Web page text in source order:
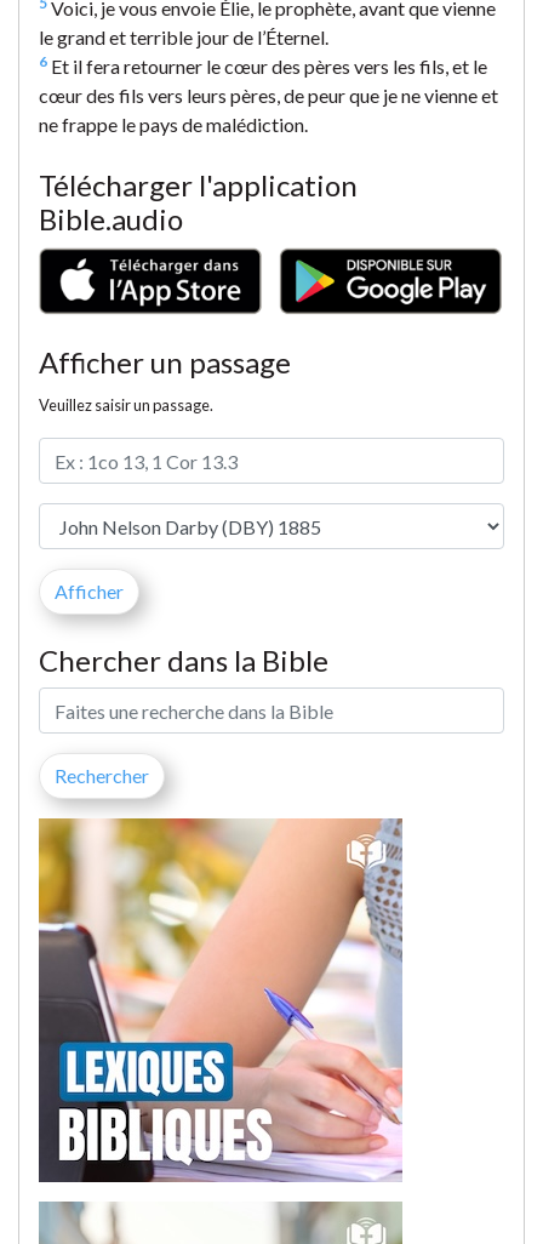
Voici, je vous envoie Élie, le prophète, avant que vienne
le grand et terrible jour de l’Éternel.
6 Et il fera retourner le cœur des pères vers les fils, et le
cœur des fils vers leurs pères, de peur que je ne vienne et
ne frappe le pays de malédiction.
Télécharger l'application
Bible.audio
Afficher un passage
Veuillez saisir un passage.
Chercher dans la Bible